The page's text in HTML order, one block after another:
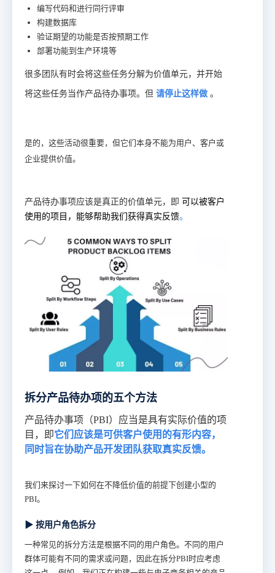
编写代码和进行同行评审
构建数据库
验证期望的功能是否按预期工作
部署功能到生产环境等
很多团队有时会将这些任务分解为价值单元，并开始
将这些任务当作产品待办事项。但 请停止这样做 。
是的，这些活动很重要，但它们本身不能为用户、客户或
企业提供价值。
产品待办事项应该是真正的价值单元，即 可以被客户
使用的项目，能够帮助我们获得真实反馈。
拆分产品待办项的五个方法
产品待办事项（PBI）应当是具有实际价值的项
目，即它们应该是可供客户使用的有形内容，
同时旨在协助产品开发团队获取真实反馈。
我们来探讨一下如何在不降低价值的前提下创建小型的
PBI。
▶ 按用户角色拆分
一种常见的拆分方法是根据不同的用户角色。不同的用户
群体可能有不同的需求或问题，因此在拆分PBI时应考虑